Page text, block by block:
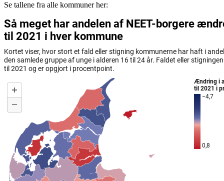
Se tallene fra alle kommuner her: